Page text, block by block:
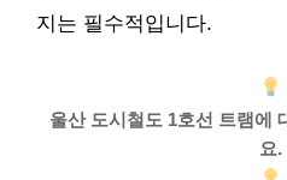
지는 필수적입니다.
울산 도시철도 1호선 트램에
요.